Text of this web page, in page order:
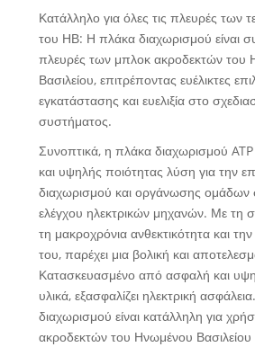
Κατάλληλο για όλες τις πλευρές των
του ΗΒ: Η πλάκα διαχωρισμού είναι
πλευρές των μπλοκ ακροδεκτών του
Βασιλείου, επιτρέποντας ευέλικτες
εγκατάστασης και ευελιξία στο
συστήματος.
Συνοπτικά, η πλάκα διαχωρισμού ATP
και υψηλής ποιότητας λύση για την
διαχωρισμού και οργάνωσης ομάδων
ελέγχου ηλεκτρικών μηχανών. Με τη
τη μακροχρόνια ανθεκτικότητα και
του, παρέχει μια βολική και
Κατασκευασμένο από ασφαλή και
υλικά, εξασφαλίζει ηλεκτρική
διαχωρισμού είναι κατάλληλη για
ακροδεκτών του Ηνωμένου Βασιλείου